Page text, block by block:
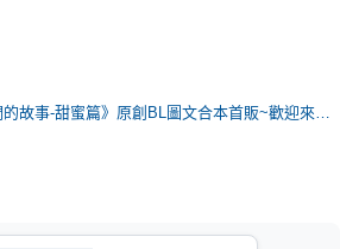
[R18]NiCE新刊《他們的故事-甜蜜篇》原創BL圖文合本首販~歡迎來看看！